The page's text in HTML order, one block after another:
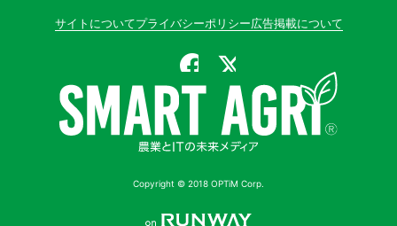
サイトについてプライバシーポリシー広告掲載について
公式Facebook
Copyright © 2018 OPTiM Corp.